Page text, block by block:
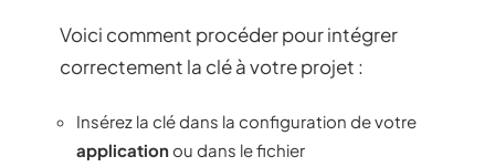
Voici comment procéder pour intégrer
correctement la clé à votre projet :
Insérez la clé dans la configuration de votre
applicationou dans le fichier